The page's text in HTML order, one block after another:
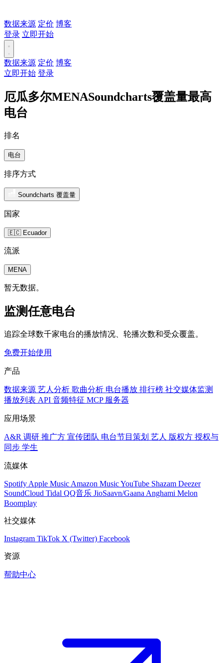
数据来源 定价 博客
登录 立即开始
数据来源 定价 博客
立即开始 登录
厄瓜多尔MENASoundcharts覆盖量最高
电台
排名
电台
排序方式
Soundcharts 覆盖量
国家
🇪🇨 Ecuador
流派
MENA
暂无数据。
监测任意电台
追踪全球数千家电台的播放情况、轮播次数和受众覆盖。
免费开始使用
产品
数据来源 艺人分析 歌曲分析 电台播放 排行榜 社交媒体监测
播放列表 API 音频特征 MCP 服务器
应用场景
A&R 调研 推广方 宣传团队 电台节目策划 艺人 版权方 授权与
同步 学生
流媒体
Spotify Apple Music Amazon MusicYouTube Shazam Deezer
SoundCloud Tidal QQ音乐 JioSaavn/Gaana Anghami Melon
Boomplay
社交媒体
Instagram TikTok X (Twitter) Facebook
资源
帮助中心